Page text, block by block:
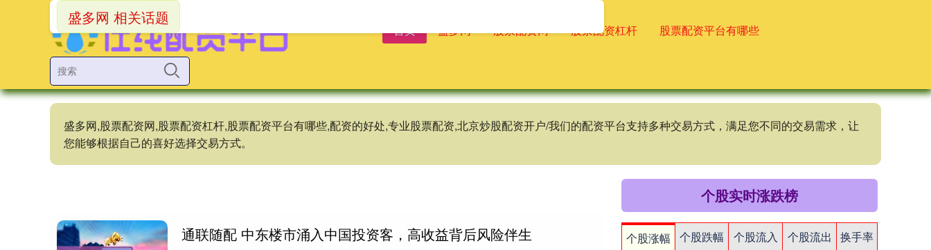
首页 盛多网 股票配资网 股票配资杠杆 股票配资平台有哪些
盛多网,股票配资网,股票配资杠杆,股票配资平台有哪些,配资的好处,专业股票配资,北京炒股配资开户/我们的配资平台支持多种交易方式，满足您不同的交易需求，让
您能够根据自己的喜好选择交易方式。
盛多网 相关话题
通联随配 中东楼市涌入中国投资客，高收益背后风险伴生
个股实时涨跌榜
个股涨幅 个股跌幅 个股流入 个股流出
换手率